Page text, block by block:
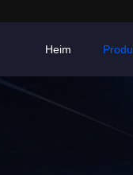
Heim